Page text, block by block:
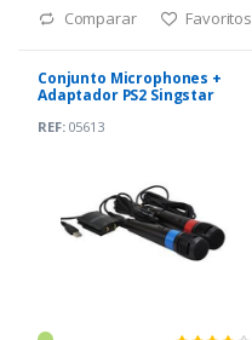
Comparar Favoritos
Conjunto Microphones +
Adaptador PS2 Singstar
REF:05613